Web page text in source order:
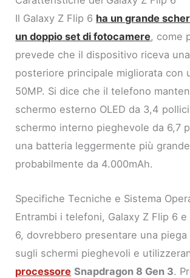
Il Galaxy Z Flip 6 ha un grande
un doppio set di fotocamere, come
prevede che il dispositivo riceva
posteriore principale migliorata con
50MP. Si dice che il telefono
schermo esterno OLED da 3,4
schermo interno pieghevole da 6,7
una batteria leggermente più
probabilmente da 4.000mAh.
Specifiche Tecniche e Sistema
Entrambi i telefoni, Galaxy Z Flip 6 e
6, dovrebbero presentare una
sugli schermi pieghevoli e
processore Snapdragon 8 Gen 3.